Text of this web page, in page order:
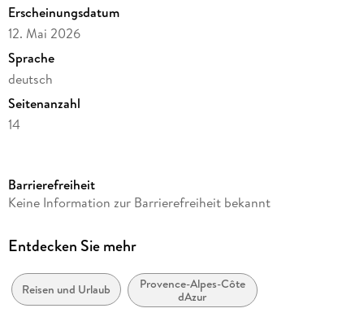
Erscheinungsdatum
12. Mai 2026
Sprache
deutsch
Seitenanzahl
14
Verlag/Hersteller
Produktart
Gewicht
798 g
Barrierefreiheit
Keine Information zur Barrierefreiheit bekannt
Entdecken Sie mehr
Reisen und Urlaub
Provence-Alpes-Côte
dAzur